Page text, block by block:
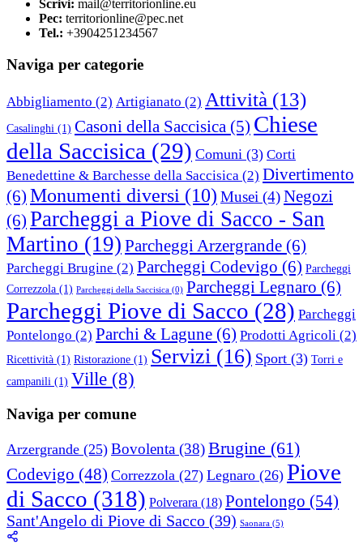
Scrivi: mail@territorionline.eu
Pec: territorionline@pec.net
Tel.: +3904251234567
Naviga per categorie
Abbigliamento (2) Artigianato (2) Attività (13)
Casalinghi (1) Casoni della Saccisica (5) Chiese
della Saccisica (29) Comuni (3) Corti
Benedettine & Barchesse della Saccisica (2) Divertimento
(6) Monumenti diversi (10) Musei (4)Negozi
(6) Parcheggi a Piove di Sacco - San
Martino (19) Parcheggi Arzergrande (6)
Parcheggi Brugine (2) Parcheggi Codevigo (6) Parcheggi
Correzzola (1) Parcheggi della Saccisica (0) Parcheggi Legnaro (6)
Parcheggi Piove di Sacco (28) Parcheggi
Pontelongo (2) Parchi & Lagune (6) Prodotti Agricoli (2)
Ricettività (1) Ristorazione (1) Servizi (16) Sport (3) Torri e
campanili (1) Ville (8)
Naviga per comune
Arzergrande (25) Bovolenta (38)Brugine (61)
Codevigo (48) Correzzola (27) Legnaro (26) Piove
di Sacco (318) Polverara (18) Pontelongo (54)
Sant'Angelo di Piove di Sacco (39) Saonara (5)